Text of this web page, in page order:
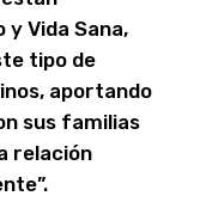
y Vida Sana,
tipo de
aportando
sus familias
relación